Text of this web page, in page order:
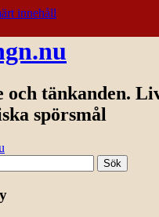
innehåll
och tänkanden.
spörsmål